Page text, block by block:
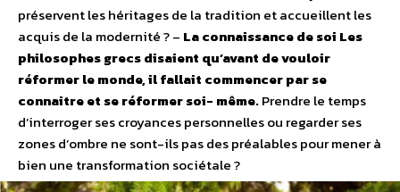
préservent les héritages de la tradition et accueillent les
acquis de la modernité ?– La connaissance de soi Les
philosophes grecs disaient qu’avant de vouloir
réformer le monde, il fallait commencer par se
connaitre et se réformer soi- même.Prendre le temps
d’interroger ses croyances personnelles ou regarder ses
zones d’ombre ne sont-ils pas des préalables pour mener à
bien une transformation sociétale ?